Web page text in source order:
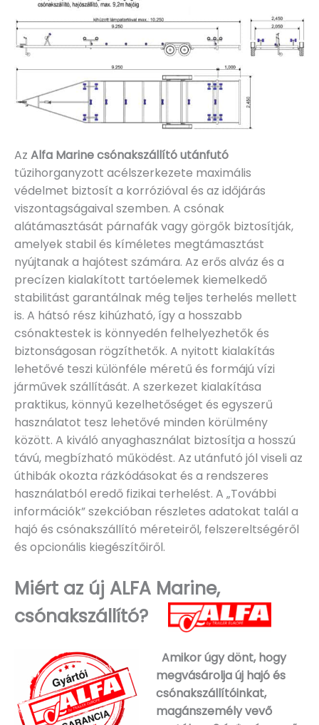
Az Alfa Marine csónakszállító utánfutó
tűzihorganyzott acélszerkezete maximális
védelmet biztosít a korrózióval és az időjárás
viszontagságaival szemben. A csónak
alátámasztását párnafák vagy görgők biztosítják,
amelyek stabil és kíméletes megtámasztást
nyújtanak a hajótest számára. Az erős alváz és a
precízen kialakított tartóelemek kiemelkedő
stabilitást garantálnak még teljes terhelés mellett
is. A hátsó rész kihúzható, így a hosszabb
csónaktestek is könnyedén felhelyezhetők és
biztonságosan rögzíthetők. A nyitott kialakítás
lehetővé teszi különféle méretű és formájú vízi
járművek szállítását. A szerkezet kialakítása
praktikus, könnyű kezelhetőséget és egyszerű
használatot tesz lehetővé minden körülmény
között. A kiváló anyaghasználat biztosítja a hosszú
távú, megbízható működést. Az utánfutó jól viseli az
úthibák okozta rázkódásokat és a rendszeres
használatból eredő fizikai terhelést. A „További
információk” szekcióban részletes adatokat talál a
hajó és csónakszállító méreteiről, felszereltségéről
és opcionális kiegészítőiről.
Miért az új ALFA Marine,
csónakszállító?
Amikor úgy dönt, hogy
megvásárolja új hajó és
csónakszállítóinkat,
magánszemély vevő